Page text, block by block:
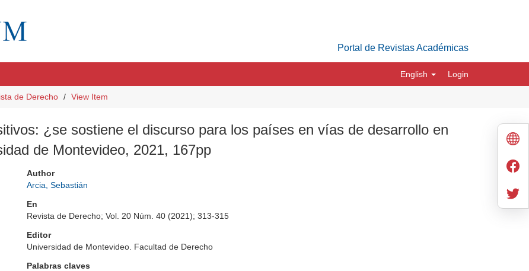
Portal de Revistas Académicas
English Login
de Derecho View Item
¿se sostiene el discurso para los países en vías de desarrollo en
de Montevideo, 2021, 167pp
Author
Arcia, Sebastián
En
Revista de Derecho; Vol. 20 Núm. 40 (2021); 313-315
Editor
Universidad de Montevideo. Facultad de Derecho
Palabras claves